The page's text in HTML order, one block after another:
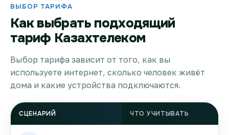
ВЫБОР ТАРИФА
Как выбрать подходящий
тариф Казахтелеком
Выбор тарифа зависит от того, как вы
используете интернет, сколько человек живёт
дома и какие устройства подключаются.
СЦЕНАРИЙ ЧТО УЧИТЫВАТЬ